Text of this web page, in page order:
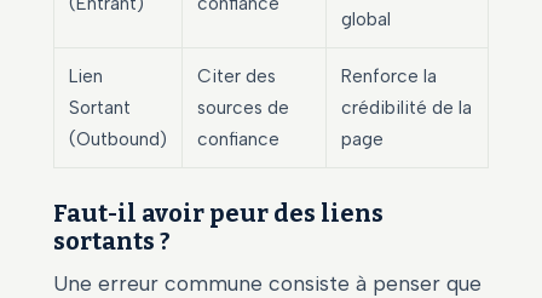
global
Lien
Sortant
(Outbound)
Citer des
sources de
confiance
Renforce la
crédibilité de la
page
Faut-il avoir peur des liens
sortants ?
Une erreur commune consiste à penser que